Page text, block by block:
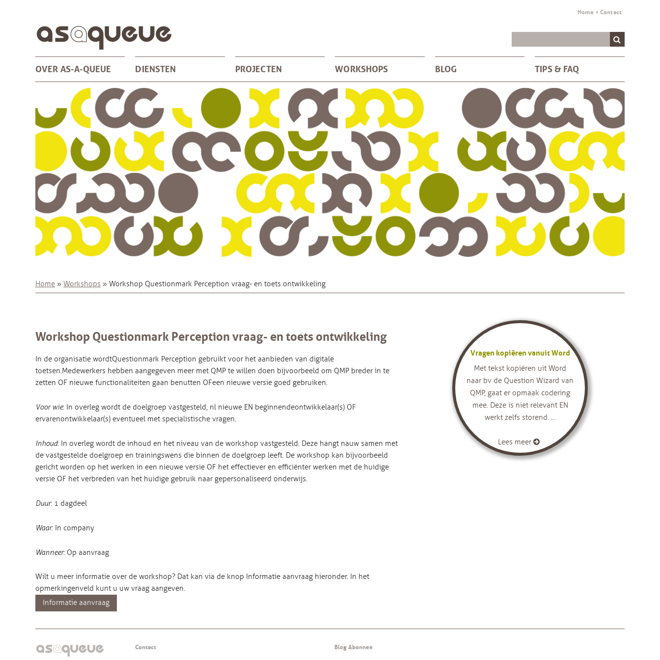
Home Contact
OVER AS-A-QUEUE DIENSTEN PROJECTEN WORKSHOPS BLOG TIPS & FAQ
Home » Workshops » Workshop Questionmark Perception vraag- en toets ontwikkeling
Workshop Questionmark Perception vraag- en toets ontwikkeling
In de organisatie wordt Questionmark Perception gebruikt voor het aanbieden van digitale
toetsen. Medewerkers hebben aangegeven meer met QMP te willen doen bijvoorbeeld om QMP breder in te
zetten OF nieuwe functionaliteiten gaan benutten OF een nieuwe versie goed gebruiken.
Voor wie: In overleg wordt de doelgroep vastgesteld, nl nieuwe EN beginnende ontwikkelaar(s) OF
ervaren ontwikkelaar(s) eventueel met specialistische vragen.
Inhoud: In overleg wordt de inhoud en het niveau van de workshop vastgesteld. Deze hangt nauw samen met
de vastgestelde doelgroep en trainingswens die binnen de doelgroep leeft. De workshop kan bijvoorbeeld
gericht worden op het werken in een nieuwe versie OF het effectiever en efficiënter werken met de huidige
versie OF het verbreden van het huidige gebruik naar gepersonaliseerd onderwijs.
Duur: 1 dagdeel
Waar: In company
Wanneer: Op aanvraag
Wilt u meer informatie over de workshop? Dat kan via de knop Informatie aanvraag hieronder. In het
opmerkingenveld kunt u uw vraag aangeven.
Informatie aanvraag
Vragen kopiëren vanuit Word
Met tekst kopiëren uit Word
naar bv de Question Wizard van
QMP, gaat er opmaak codering
mee. Deze is niet relevant EN
werkt zelfs storend. …
Lees meer
Contact Blog Abonnee